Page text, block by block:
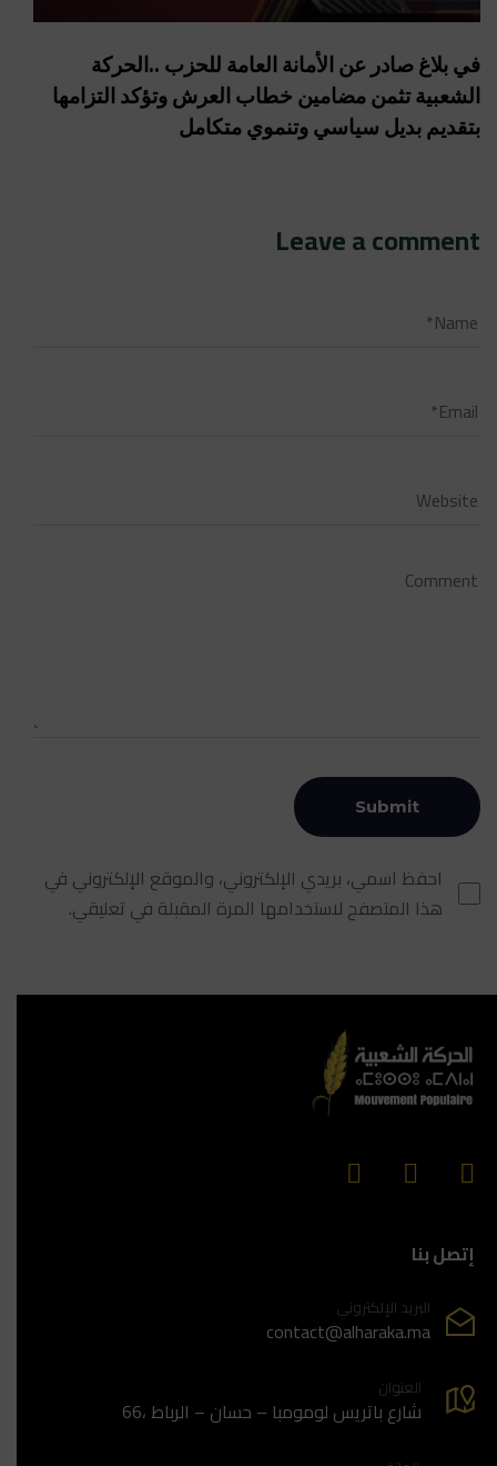
في بلاغ صادر عن الأمانة العامة للحزب ..الحركة
الشعبية تثمن مضامين خطاب العرش وتؤكد التزامها
بتقديم بديل سياسي وتنموي متكامل
Leave a comment
احفظ اسمي، بريدي الإلكتروني، والموقع الإلكتروني في
هذا المتصفح لاستخدامها المرة المقبلة في تعليقي.
إتصل بنا
البريد الإلكتروني
contact@alharaka.ma
العنوان
66، شارع باتريس لومومبا – حسان – الرباط